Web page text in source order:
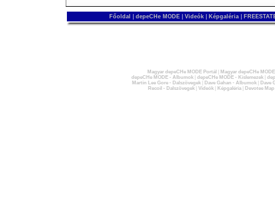
Főoldal depeCHe MODE Videók Képgaléria
Magyar depeCHe MODE Portál
Magyar depeCHe
depeCHe MODE - Albumok| depeCHe MODE - Kislemezek|
Martin Lee Gore - Dalszövegek| Dave Gahan - Albumok|
Dave
Recoil - Dalszövegek| Videók| Képgaléria| Devotee Map